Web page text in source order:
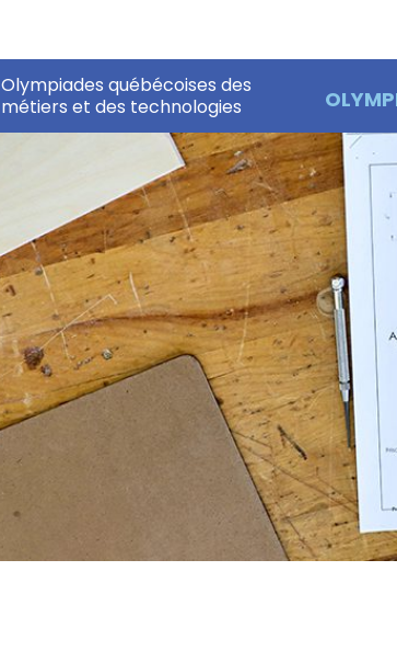
Olympiades québécoises des
métiers et des technologies